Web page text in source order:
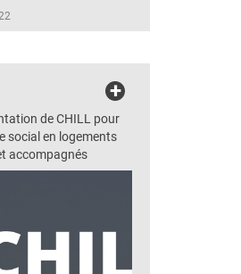
+
de CHILL pour
social en logements
accompagnés